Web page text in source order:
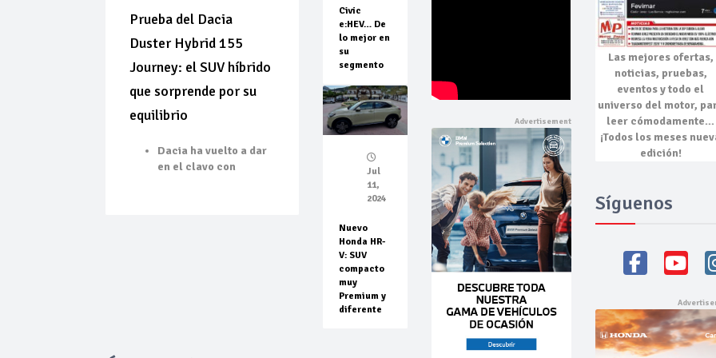
Prueba del Dacia
Duster Hybrid 155
Journey: el SUV híbrido
que sorprende por su
equilibrio
Dacia ha vuelto a dar
en el clavo con
Civic
e:HEV… De
lo mejor en
su
segmento
Jul
11,
2024
Nuevo
Honda HR-
V: SUV
compacto
muy
Premium y
diferente
Las mejores ofertas,
noticias, pruebas,
eventosy todo el
universo del motor,
leer cómodamente…
¡Todos los meses
edición!
Síguenos